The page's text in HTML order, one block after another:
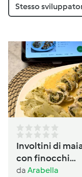
Stesso
Involtini di
con finocchi
prezzemolati
da Arabella